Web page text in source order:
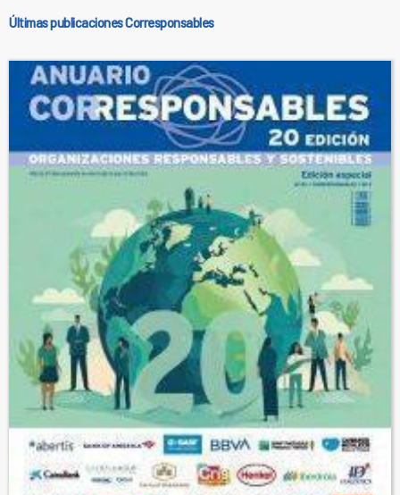
Últimas publicaciones Corresponsables